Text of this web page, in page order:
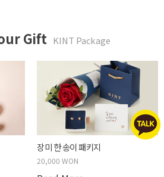
Gift KINT Package
사랑하는 당신에게 패키지
20,000 WON
Read More